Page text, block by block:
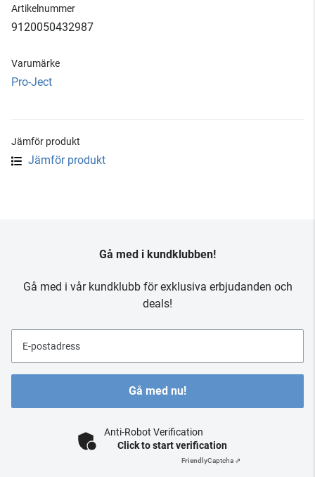
Artikelnummer
9120050432987
Varumärke
Pro-Ject
Jämför produkt
Jämför produkt
Gå med i kundklubben!
Gå med i vår kundklubb för exklusiva erbjudanden och
deals!
E-postadress
Gå med nu!
Anti-Robot Verification
Click to start verification
FriendlyCaptcha ⇗